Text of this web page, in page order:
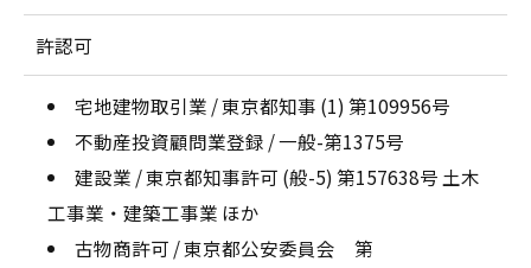
許認可
宅地建物取引業 / 東京都知事 (1) 第109956号
不動産投資顧問業登録 / 一般-第1375号
建設業 / 東京都知事許可 (般-5) 第157638号 土木
工事業・建築工事業 ほか
古物商許可 / 東京都公安委員会 第